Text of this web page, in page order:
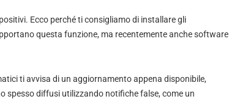
Ecco perché ti consigliamo di installare gli
questa funzione, ma recentemente anche software
ti avvisa di un aggiornamento appena disponibile,
spesso diffusi utilizzando notifiche false, come un